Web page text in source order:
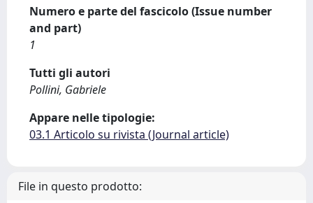
Numero e parte del fascicolo (Issue number
and part)
1
Tutti gli autori
Pollini, Gabriele
Appare nelle tipologie:
03.1 Articolo su rivista (Journal article)
File in questo prodotto: